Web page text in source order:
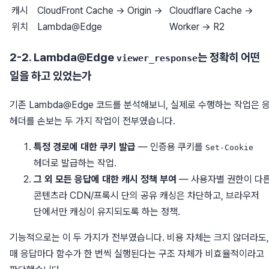
캐시
위치
CloudFront Cache → Origin →
Lambda@Edge
Cloudflare Cache →
Worker → R2
2-2. Lambda@Edge viewer_response는 정확히 어떤
일을 하고 있었는가
기존 Lambda@Edge 코드를 분석해보니, 실제로 수행하는 작업은
헤더를 손보는 두 가지 작업이 전부였습니다.
특정 경로에 대한 쿠키 발급 — 인증용 쿠키를 Set-Cookie
헤더로 발급하는 작업.
그 외 모든 응답에 대한 캐시 정책 부여 — 사용자별 권한이 다
콘텐츠라 CDN/프록시 단의 공유 캐싱은 차단하고, 브라우저
단에서만 캐싱이 유지되도록 하는 정책.
기능적으로는 이 두 가지가 전부였습니다. 비용 자체는 크지 않더라도,
매 응답마다 함수가 한 번씩 실행된다는 구조 자체가 비효율적이라고